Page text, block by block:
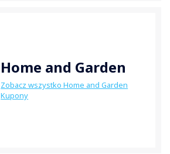
Home and Garden
Zobacz wszystko Home and Garden
Kupony